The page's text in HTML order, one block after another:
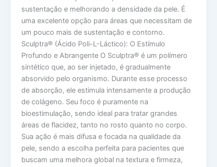
sustentação e melhorando a densidade da pele. É
uma excelente opção para áreas que necessitam de
um pouco mais de sustentação e contorno.
Sculptra® (Ácido Poli-L-Láctico): O Estímulo
Profundo e Abrangente O Sculptra® é um polímero
sintético que, ao ser injetado, é gradualmente
absorvido pelo organismo. Durante esse processo
de absorção, ele estimula intensamente a produção
de colágeno. Seu foco é puramente na
bioestimulação, sendo ideal para tratar grandes
áreas de flacidez, tanto no rosto quanto no corpo.
Sua ação é mais difusa e focada na qualidade da
pele, sendo a escolha perfeita para pacientes que
buscam uma melhora global na textura e firmeza,